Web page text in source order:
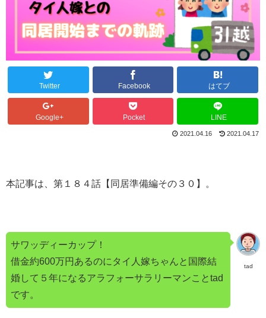
Twitter Facebook はてブ
Google+ Pocket LINE
2021.04.16 2021.04.17
本記事は、第１８４話【同居準備編その３０】。
tad
サワッディーカップ！
借金約600万円あるのにタイ人嫁ちゃんと国際結
婚して５年になるアラフォーサラリーマンことtad
です。